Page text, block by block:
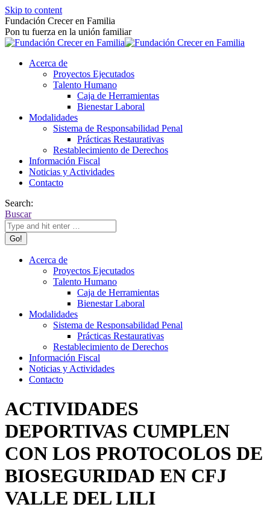
Skip to content
Fundación Crecer en Familia
Pon tu fuerza en la unión familiar
Acerca de
Proyectos Ejecutados
Talento Humano
Caja de Herramientas
Bienestar Laboral
Modalidades
Sistema de Responsabilidad Penal
Prácticas Restaurativas
Restablecimiento de Derechos
Información Fiscal
Noticias y Actividades
Contacto
Search:
Buscar
Acerca de
Proyectos Ejecutados
Talento Humano
Caja de Herramientas
Bienestar Laboral
Modalidades
Sistema de Responsabilidad Penal
Prácticas Restaurativas
Restablecimiento de Derechos
Información Fiscal
Noticias y Actividades
Contacto
ACTIVIDADES
DEPORTIVAS CUMPLEN
CON LOS PROTOCOLOS DE
BIOSEGURIDAD EN CFJ
VALLE DEL LILI